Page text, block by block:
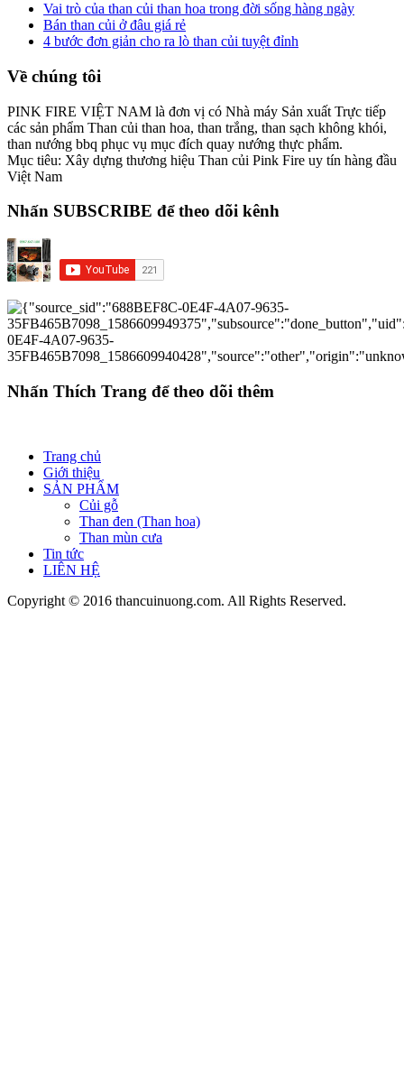
Vai trò của than củi than hoa trong đời sống hàng ngày
Bán than củi ở đâu giá rẻ
4 bước đơn giản cho ra lò than củi tuyệt đỉnh
Về chúng tôi
PINK FIRE VIỆT NAM là đơn vị có Nhà máy Sản xuất Trực tiếp
các sản phẩm Than củi than hoa, than trắng, than sạch không khói,
than nướng bbq phục vụ mục đích quay nướng thực phẩm.
Mục tiêu: Xây dựng thương hiệu Than củi Pink Fire uy tín hàng đầu
Việt Nam
Nhấn SUBSCRIBE để theo dõi kênh
Nhấn Thích Trang để theo dõi thêm
Trang chủ
Giới thiệu
SẢN PHẨM
Củi gỗ
Than đen (Than hoa)
Than mùn cưa
Tin tức
LIÊN HỆ
Copyright © 2016 thancuinuong.com. All Rights Reserved.